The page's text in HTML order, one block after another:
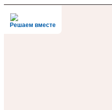
Решаем вместе